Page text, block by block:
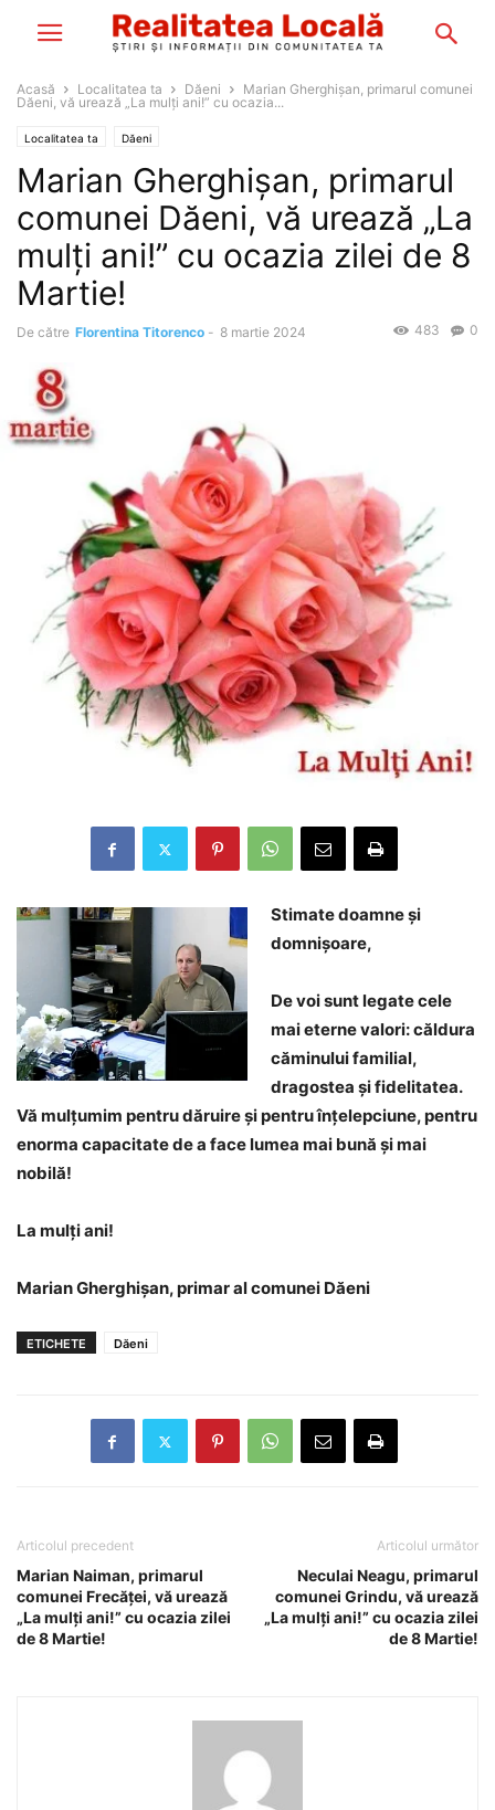
Acasă Localitatea ta Dăeni
Marian Gherghișan, primarul comunei
Dăeni, vă urează „La mulți ani!” cu ocazia...
Localitatea ta Dăeni
Marian Gherghișan, primarul
comunei Dăeni, vă urează „La
mulți ani!” cu ocazia zilei de 8
Martie!
De către Florentina Titorenco - 8 martie 2024 0
483
Stimate doamne și
domnișoare,
De voi sunt legate cele
mai eterne valori: căldura
căminului familial,
dragostea și fidelitatea.
Vă mulțumim pentru dăruire și pentru înțelepciune, pentru
enorma capacitate de a face lumea mai bună și mai
nobilă!
La mulți ani!
Marian Gherghișan, primar al comunei Dăeni
ETICHETE Dăeni
Articolul precedent
Marian Naiman, primarul
comunei Frecăței, vă urează
„La mulți ani!” cu ocazia zilei
de 8 Martie!
Articolul următor
Neculai Neagu, primarul
comunei Grindu, vă urează
„La mulți ani!” cu ocazia zilei
de 8 Martie!